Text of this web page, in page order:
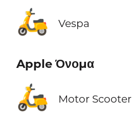
🛵 Vespa
Apple Όνομα
🛵 Motor Scooter